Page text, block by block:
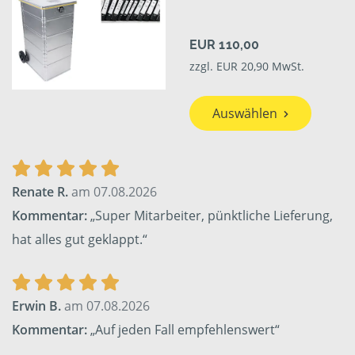
EUR 110,00
zzgl. EUR 20,90 MwSt.
Auswählen
Renate R.am 07.08.2026
Kommentar:„Super Mitarbeiter, pünktliche Lieferung,
hat alles gut geklappt.“
Erwin B.am 07.08.2026
Kommentar:„Auf jeden Fall empfehlenswert“